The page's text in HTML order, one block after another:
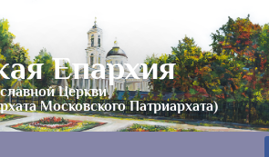
Епархия
Церкви
Московского Патриархата)